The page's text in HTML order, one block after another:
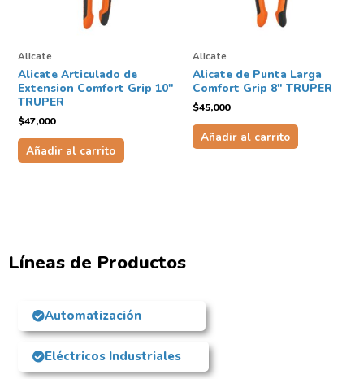
Alicate
Alicate Articulado de
Extension Comfort Grip 10″
TRUPER
$47,000
Añadir al carrito
Alicate
Alicate de Punta Larga
Comfort Grip 8″ TRUPER
$45,000
Añadir al carrito
Líneas de Productos
Automatización
Eléctricos Industriales